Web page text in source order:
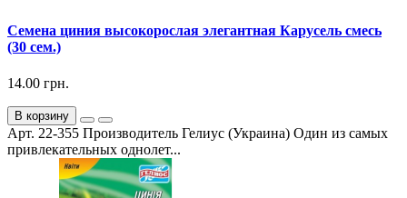
Семена циния высокорослая элегантная Карусель смесь
(30 сем.)
14.00 грн.
В корзину
Арт. 22-355 Производитель Гелиус (Украина) Один из самых
привлекательных однолет...